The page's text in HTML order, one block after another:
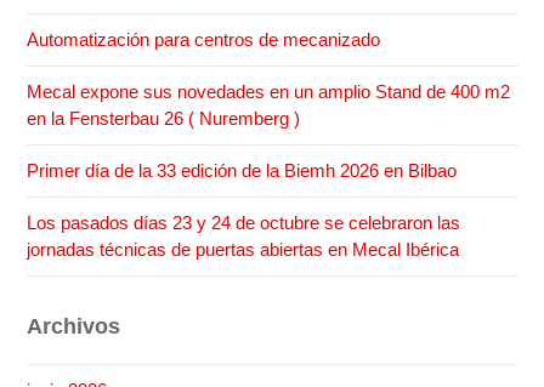
Automatización para centros de mecanizado
Mecal expone sus novedades en un amplio Stand de 400 m2
en la Fensterbau 26 ( Nuremberg )
Primer día de la 33 edición de la Biemh 2026 en Bilbao
Los pasados días 23 y 24 de octubre se celebraron las
jornadas técnicas de puertas abiertas en Mecal Ibérica
Archivos